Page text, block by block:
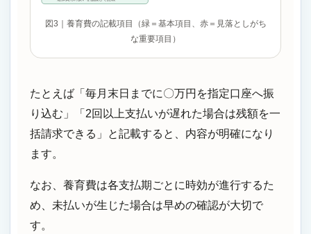
図3｜養育費の記載項目（緑＝基本項目、赤＝見落としがち
な重要項目）
たとえば「毎月末日までに〇万円を指定口座へ振
り込む」「2回以上支払いが遅れた場合は残額を一
括請求できる」と記載すると、内容が明確になり
ます。
なお、養育費は各支払期ごとに時効が進行するた
め、未払いが生じた場合は早めの確認が大切で
す。